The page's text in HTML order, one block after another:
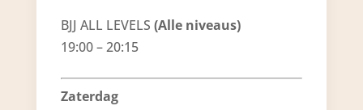
BJJ ALL LEVELS (Alle niveaus)
19:00 – 20:15
Zaterdag